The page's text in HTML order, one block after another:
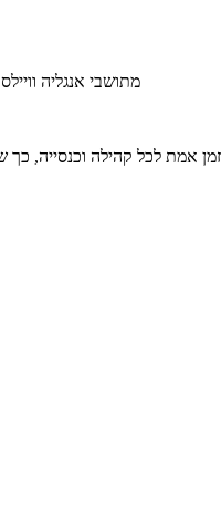
מתושבי אנגליה וויילס משתמשים בשפת אם